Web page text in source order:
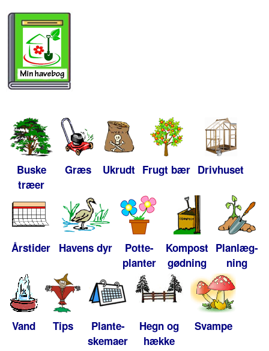
Buske
træer
Græs Ukrudt Frugt bær Drivhuset
Årstider Havens dyr
Potte-
planter
Kompost
gødning
Planlæg-
ning
Vand Tips
Plante-
skemaer
Hegn og
hække
Svampe